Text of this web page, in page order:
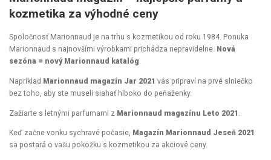
kozmetika za výhodné ceny
Spoločnosť Marionnaud je na trhu s kozmetikou od roku 1984. Ponuka
Marionnaud s najnovšími výrobkami prichádza nepravidelne. Nová
sezóna = nový Marionnaud katalóg.
Napríklad Marionnaud magazín Jar 2021 vás pripraví na prvé slniečko
bez toho, aby ste museli siahať hlboko do peňaženky.
Zažiarte s letnými parfumami z Marionnaud magazínu Leto 2021
Keď začne vonku sychravé počasie, Magazín Marionnaud Jeseň 2021
sa postará o vašu pokožku s kozmetikou za akciové ceny.